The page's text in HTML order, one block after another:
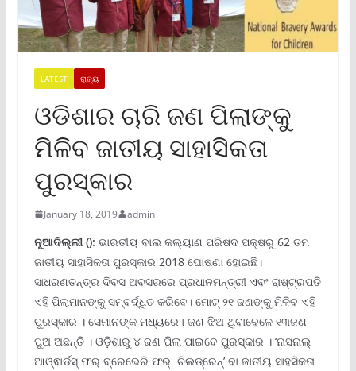
LATEST ରାଜ୍ୟ
ଓଡିଶାର ଚାରି ଜଣ ପିଲାଙ୍କୁ
ମିଳିବ ଜାତୀୟ ସାହାସିକତା
ପୁରସ୍କାର
January 18, 2019 admin
ନୂଆଦିଲ୍ଲୀ (): ଭାରତୀୟ ବାଲ କଲ୍ୟାଣ ପରିଷଦ ପକ୍ଷରୁ 62 ତମ
ଜାତୀୟ ସାହାସିକତା ପୁରସ୍କାର 2018 ଘୋଷଣା ହୋଇଛି।
ସାଧରଣତନ୍ତ୍ର ଦିବସ ଅବସରରେ ପ୍ରଧାନମନ୍ତ୍ରୀ ଏବଂ ରାଷ୍ଟ୍ରପତି
ଏହି ପିଲାମାନଙ୍କୁ ସମ୍ବର୍ଦ୍ଧିତ କରିବେ। ମୋଟ୍ ୨୧ ଜଣଙ୍କୁ ମିଳିବ ଏହି
ପୁରସ୍କାର । ସେମାନଙ୍କ ମଧ୍ୟରେ ୮ଜଣ ଝିଅ ଥିବାବେଳେ ୧୩ଜଣ
ପୁଅ ଅଛନ୍ତି । ଓଡ଼ିଶାରୁ ୪ ଜଣ ପିଲା ପାଇବେ ପୁରସ୍କାର । ‘ନାସନାଲ୍
ଆଓ୍ଵାର୍ଡସ୍ ଫର୍ ବ୍ରେଭେରି ଫର୍ ଚିଲଡ୍ରେନ୍’ ବା ଜାତୀୟ ସାହସିକତା